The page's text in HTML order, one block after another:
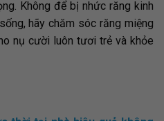
Không để bị nhức răng kinh
hãy chăm sóc răng miệng
nụ cười luôn tươi trẻ và khỏe